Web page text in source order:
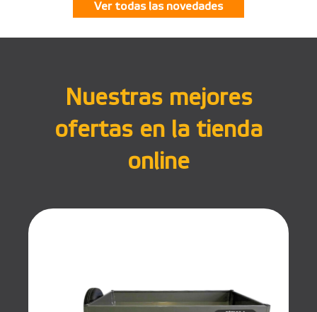
Ver todas las novedades
Nuestras mejores
ofertas en la tienda
online